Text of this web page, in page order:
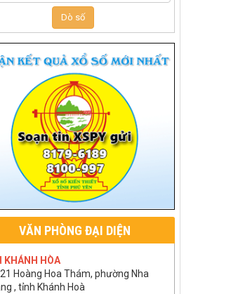
Dò số
VĂN PHÒNG ĐẠI DIỆN
KHÁNH HÒA
Hoàng Hoa Thám, phường Nha
, tỉnh Khánh Hoà